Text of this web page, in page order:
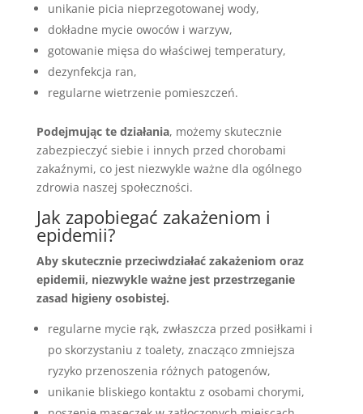
unikanie picia nieprzegotowanej wody,
dokładne mycie owoców i warzyw,
gotowanie mięsa do właściwej temperatury,
dezynfekcja ran,
regularne wietrzenie pomieszczeń.
Podejmując te działania, możemy skutecznie
zabezpieczyć siebie i innych przed chorobami
zakaźnymi, co jest niezwykle ważne dla ogólnego
zdrowia naszej społeczności.
Jak zapobiegać zakażeniom i
epidemii?
Aby skutecznie przeciwdziałać zakażeniom oraz
epidemii, niezwykle ważne jest przestrzeganie
zasad higieny osobistej.
regularne mycie rąk, zwłaszcza przed posiłkami i
po skorzystaniu z toalety, znacząco zmniejsza
ryzyko przenoszenia różnych patogenów,
unikanie bliskiego kontaktu z osobami chorymi,